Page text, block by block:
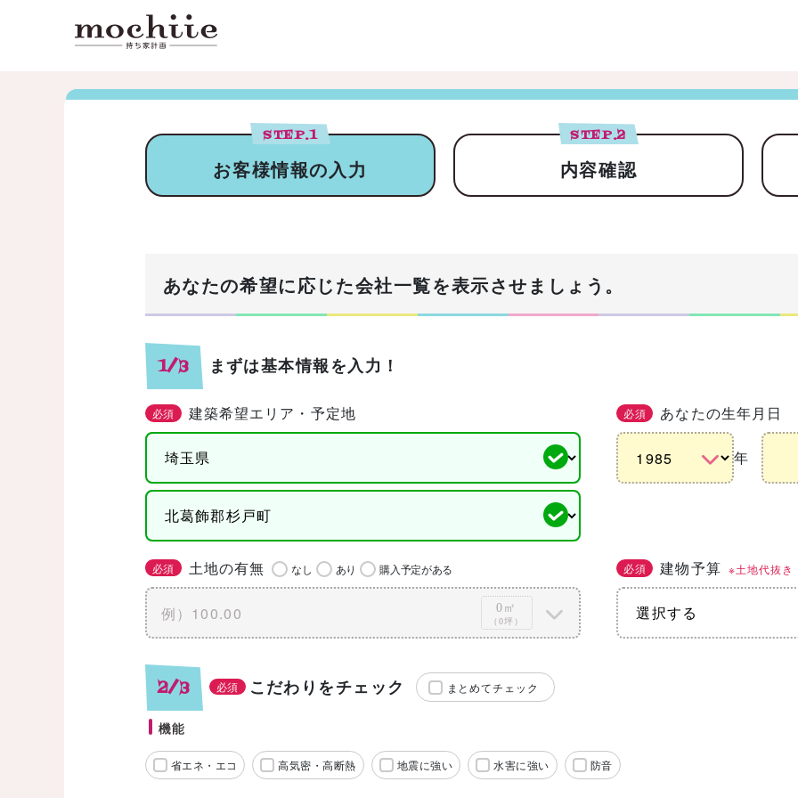
STEP.1
お客様情報の入力
STEP.2
内容確認
あなたの希望に応じた会社一覧を表示させましょう。
1/3 まずは基本情報を入力！
必須 建築希望エリア・予定地 必須 あなたの生年月日
年
必須 土地の有無 なし あり 購入予定がある
0㎡
（0坪）
必須 建物予算 ※土地代抜き
2/3 必須 こだわりをチェック まとめてチェック
機能
省エネ・エコ 高気密・高断熱 地震に強い 水害に強い 防音